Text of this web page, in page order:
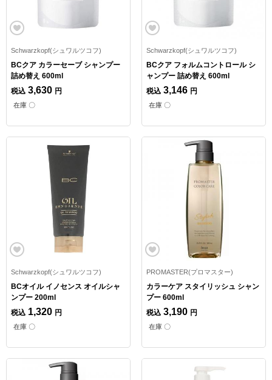
Schwarzkopf(シュワルツコフ)
BCクア カラーセーブ シャンプー
詰め替え 600ml
税込 3,630 円
在庫 〇
Schwarzkopf(シュワルツコフ)
BCクア フォルムコントロール シ
ャンプー 詰め替え 600ml
税込 3,146 円
在庫 〇
Schwarzkopf(シュワルツコフ)
BCオイル イノセンス オイルシャ
ンプー 200ml
税込 1,320 円
在庫 〇
PROMASTER(プロマスター)
カラーケア スタイリッシュ シャン
プー 600ml
税込 3,190 円
在庫 〇